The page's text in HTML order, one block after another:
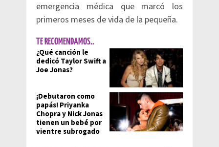
emergencia médica que marcó los
primeros meses de vida de la pequeña.
TE RECOMENDAMOS..
¿Qué canción le
dedicó Taylor Swift a
Joe Jonas?
¡Debutaron como
papás! Priyanka
Chopra y Nick Jonas
tienen un bebé por
vientre subrogado